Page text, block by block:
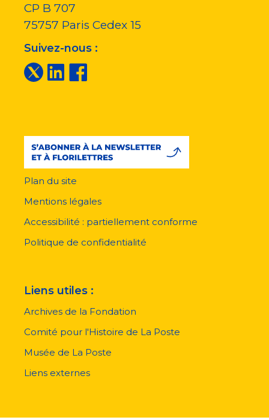
CP B 707
75757 Paris Cedex 15
Suivez-nous :
pied
page
Plan du site
Mentions légales
Accessibilité : partiellement conforme
Politique de confidentialité
Liens utiles :
Archives de la Fondation
Comité pour l'Histoire de La Poste
Musée de La Poste
Liens externes